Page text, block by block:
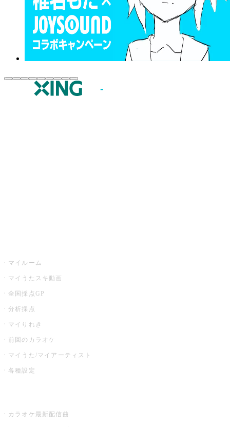
マイルーム
マイうたスキ動画
全国採点GP
分析採点
マイりれき
前回のカラオケ
マイうた/マイアーティスト
各種設定
カラオケ最新配信曲